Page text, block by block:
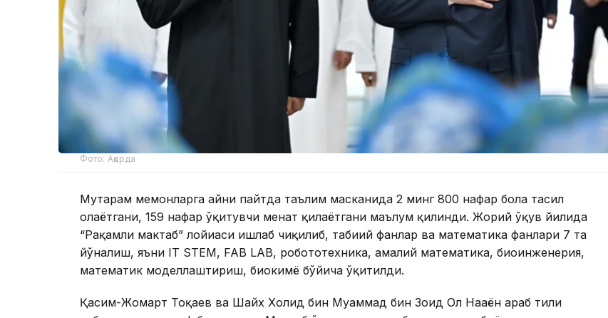
Фото: Ақорда
Муҳтарам меҳмонларга айни пайтда таълим масканида 2 минг 800 нафар бола таҳсил
олаётгани, 159 нафар ўқитувчи меҳнат қилаётгани маълум қилинди. Жорий ўқув йилида
“Рақамли мактаб” лойиҳаси ишлаб чиқилиб, табиий фанлар ва математика фанлари 7 та
йўналиш, яъни IT STEM, FAB LAB, робототехника, амалий математика, биоинженерия,
математик моделлаштириш, биокимё бўйича ўқитилди.
Қасим-Жомарт Тоқаев ва Шайх Холид бин Муҳаммад бин Зоид Ол Наҳаён араб тили